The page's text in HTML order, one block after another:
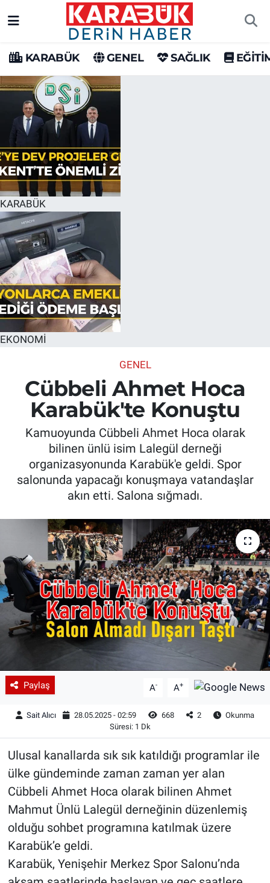
KARABÜK GENEL SAĞLIK
KARABÜK
EKONOMİ
GENEL
Cübbeli Ahmet Hoca
Karabük'te Konuştu
Kamuoyunda Cübbeli Ahmet Hoca olarak
bilinen ünlü isim Lalegül derneği
organizasyonunda Karabük'e geldi. Spor
salonunda yapacağı konuşmaya vatandaşlar
akın etti. Salona sığmadı.
Paylaş A- A+
Sait Alıcı 28.05.2025 - 02:59 668 2
Okunma
Süresi: 1 Dk
Ulusal kanallarda sık sık katıldığı programlar ile
ülke gündeminde zaman zaman yer alan
Cübbeli Ahmet Hoca olarak bilinen Ahmet
Mahmut Ünlü Lalegül derneğinin düzenlemiş
olduğu sohbet programına katılmak üzere
Karabük’e geldi.
Karabük, Yenişehir Merkez Spor Salonu’nda
Karabük Hava Durumu
Karabük Trafik Yoğunluk Haritası
Süper Lig Puan Durumu ve Fikstür
Tüm Manşetler
Son Dakika Haberleri
Haber Arşivi